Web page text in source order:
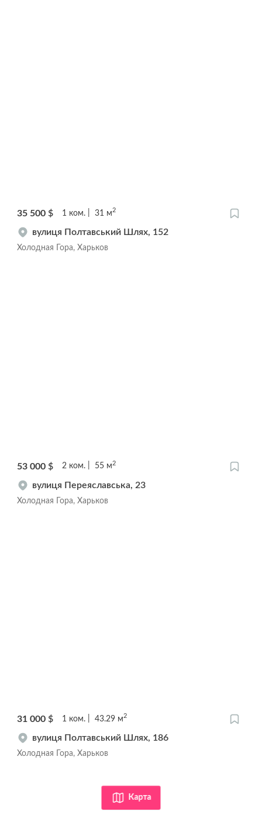
Карта
35 500 $ 1 ком. 31 м2
вулиця Полтавський Шлях, 152
Холодная Гора, Харьков
53 000 $ 2 ком. 55 м 2
вулиця Переяславська, 23
Холодная Гора, Харьков
31 000 $ 1 ком. 43.29 м2
вулиця Полтавський Шлях, 186
Холодная Гора, Харьков